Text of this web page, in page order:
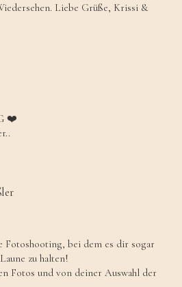
Liebe Grüße, Krissi &
❤️
Fotoshooting, bei dem es dir sogar
zu halten!
Fotos und von deiner Auswahl der